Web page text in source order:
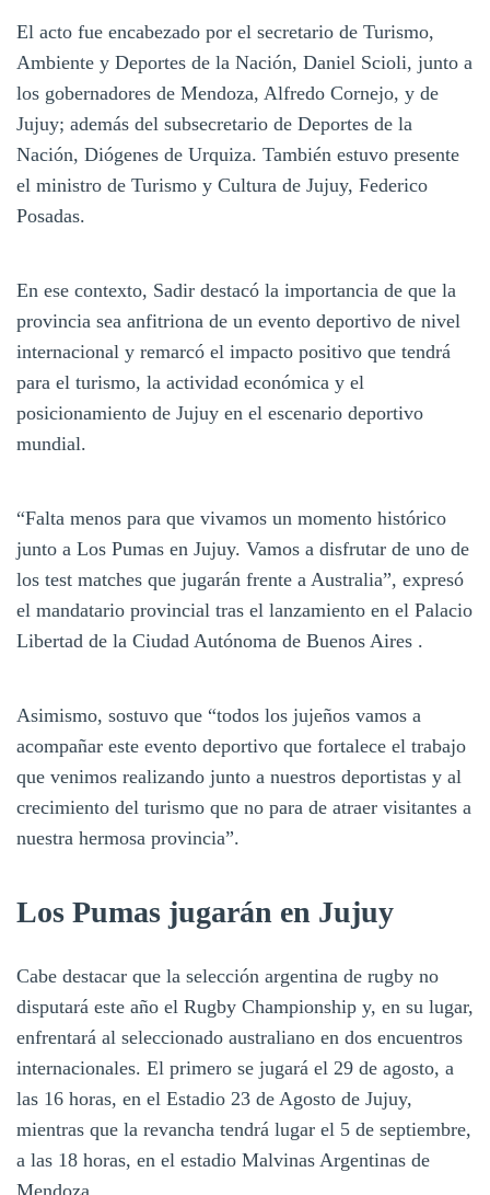
El acto fue encabezado por el secretario de Turismo,
Ambiente y Deportes de la Nación, Daniel Scioli, junto a
los gobernadores de Mendoza, Alfredo Cornejo, y de
Jujuy; además del subsecretario de Deportes de la
Nación, Diógenes de Urquiza. También estuvo presente
el ministro de Turismo y Cultura de Jujuy, Federico
Posadas.
En ese contexto, Sadir destacó la importancia de que la
provincia sea anfitriona de un evento deportivo de nivel
internacional y remarcó el impacto positivo que tendrá
para el turismo, la actividad económica y el
posicionamiento de Jujuy en el escenario deportivo
mundial.
“Falta menos para que vivamos un momento histórico
junto a Los Pumas en Jujuy. Vamos a disfrutar de uno de
los test matches que jugarán frente a Australia”, expresó
el mandatario provincial tras el lanzamiento en el Palacio
Libertad de la Ciudad Autónoma de Buenos Aires .
Asimismo, sostuvo que “todos los jujeños vamos a
acompañar este evento deportivo que fortalece el trabajo
que venimos realizando junto a nuestros deportistas y al
crecimiento del turismo que no para de atraer visitantes a
nuestra hermosa provincia”.
Los Pumas jugarán en Jujuy
Cabe destacar que la selección argentina de rugby no
disputará este año el Rugby Championship y, en su lugar,
enfrentará al seleccionado australiano en dos encuentros
internacionales. El primero se jugará el 29 de agosto, a
las 16 horas, en el Estadio 23 de Agosto de Jujuy,
mientras que la revancha tendrá lugar el 5 de septiembre,
a las 18 horas, en el estadio Malvinas Argentinas de
Mendoza.